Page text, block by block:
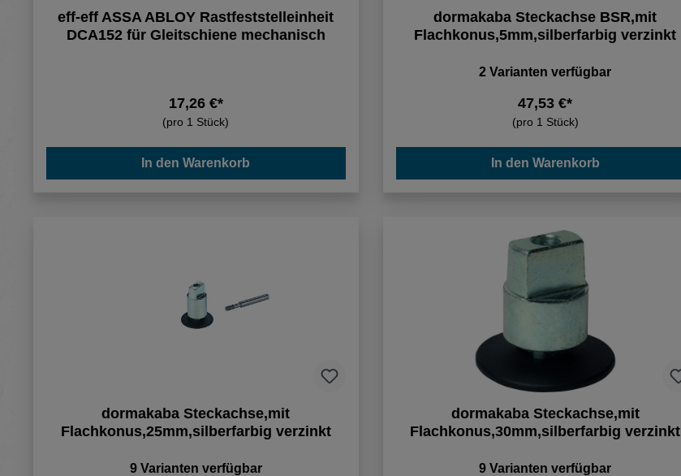
eff-eff ASSA ABLOY Rastfeststelleinheit
DCA152 für Gleitschiene mechanisch
17,26 €*
(pro 1 Stück)
In den Warenkorb
dormakaba Steckachse BSR,mit
Flachkonus,5mm,silberfarbig verzinkt
2 Varianten verfügbar
47,53 €*
(pro 1 Stück)
In den Warenkorb
dormakaba Steckachse,mit
Flachkonus,25mm,silberfarbig verzinkt
9 Varianten verfügbar
dormakaba Steckachse,mit
Flachkonus,30mm,silberfarbig verzinkt
9 Varianten verfügbar